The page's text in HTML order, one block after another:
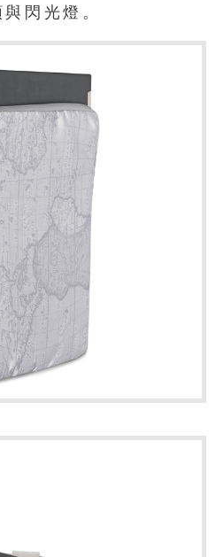
與閃光燈。